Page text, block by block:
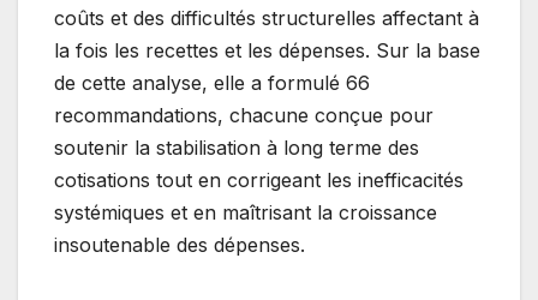
coûts et des difficultés structurelles affectant à
la fois les recettes et les dépenses. Sur la base
de cette analyse, elle a formulé 66
recommandations, chacune conçue pour
soutenir la stabilisation à long terme des
cotisations tout en corrigeant les inefficacités
systémiques et en maîtrisant la croissance
insoutenable des dépenses.